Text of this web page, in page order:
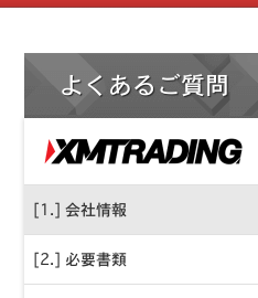
よくあるご質問
[1.] 会社情報
[2.] 必要書類